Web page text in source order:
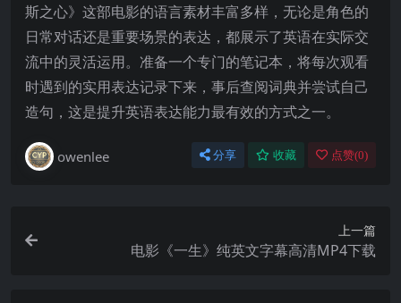
斯之心》这部电影的语言素材丰富多样，无论是角色的
日常对话还是重要场景的表达，都展示了英语在实际交
流中的灵活运用。准备一个专门的笔记本，将每次观看
时遇到的实用表达记录下来，事后查阅词典并尝试自己
造句，这是提升英语表达能力最有效的方式之一。
owenlee 分享 收藏 点赞(0)
上一篇
电影《一生》纯英文字幕高清MP4下载